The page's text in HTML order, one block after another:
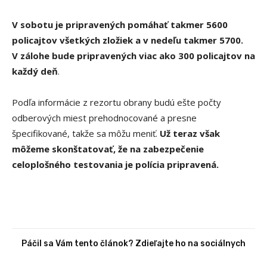
V sobotu je pripravených pomáhať takmer 5600
policajtov všetkých zložiek a v nedeľu takmer 5700.
V zálohe bude pripravených viac ako 300 policajtov na
každý deň.
Podľa informácie z rezortu obrany budú ešte počty
odberových miest prehodnocované a presne
špecifikované, takže sa môžu meniť. Už teraz však
môžeme skonštatovať, že na zabezpečenie
celoplošného testovania je polícia pripravená.
Páčil sa Vám tento článok? Zdieľajte ho na sociálnych